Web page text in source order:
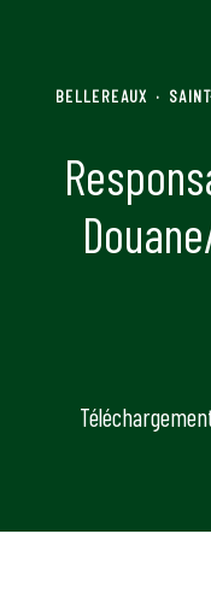
BELLEREAUX ·